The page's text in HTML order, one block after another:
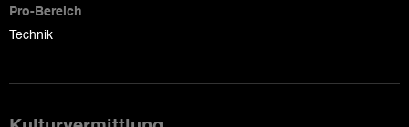
Pro-Bereich
Technik